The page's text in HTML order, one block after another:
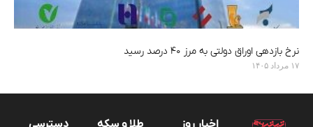
نرخ بازدهی اوراق دولتی به مرز ۴۰ درصد رسید
۱۷ مرداد ۱۴۰۵
اخبار روز طلا و سکه
دسترسی